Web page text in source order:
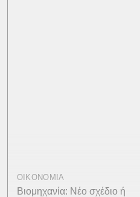
ΟΙΚΟΝΟΜΙΑ
Βιομηχανία: Νέο σχέδιο ή